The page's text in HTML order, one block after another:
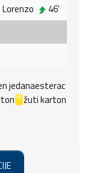
Lorenzo
46'
jedanaesterac
žuti karton